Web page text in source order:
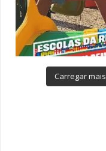
Carregar mais